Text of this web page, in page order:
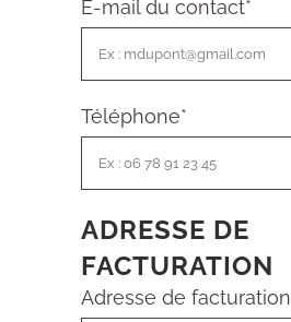
E-mail du contact*
Téléphone*
ADRESSE DE
FACTURATION
Adresse de facturation